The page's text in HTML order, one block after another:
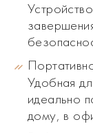
Удобная
идеально
дому, в